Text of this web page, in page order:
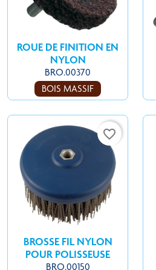
ROUE DE FINITION EN
NYLON
BRO.00370
BOIS MASSIF
favorite_border
BROSSE FIL NYLON
POUR POLISSEUSE
BRO.00150